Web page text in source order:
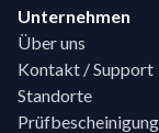
Unternehmen
Über uns
Kontakt / Support
Standorte